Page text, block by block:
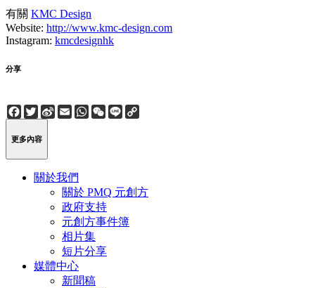
有關 KMC Design
Website: http://www.kmc-design.com
Instagram: kmcdesignhk
分享
Facebook
Twitter
Sina
Weibo
EmailWhatsApp
WeChat
Line
更多內容
關於我們
關於 PMQ 元創方
政府支持
元創方事件簿
相片集
短片分享
媒體中心
新聞稿